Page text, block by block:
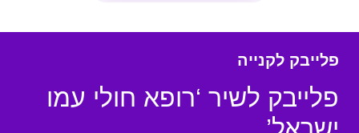
פלייבק לקנייה
פלייבק לשיר ‘רופא חולי עמו